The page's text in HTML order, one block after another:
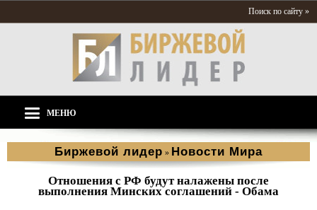
Поиск по сайту »
МЕНЮ
Биржевой лидер » Новости Мира
Отношения с РФ будут налажены после
выполнения Минских соглашений - Обама